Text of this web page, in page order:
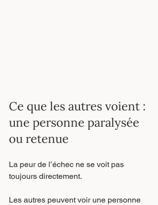
Ce que les autres voient :
une personne paralysée
ou retenue
La peur de l’échec ne se voit pas
toujours directement.
Les autres peuvent voir une personne